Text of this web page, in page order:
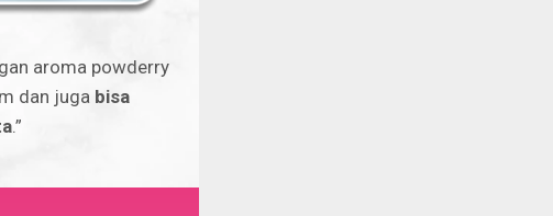
aroma powderry
dan juga bisa
.”